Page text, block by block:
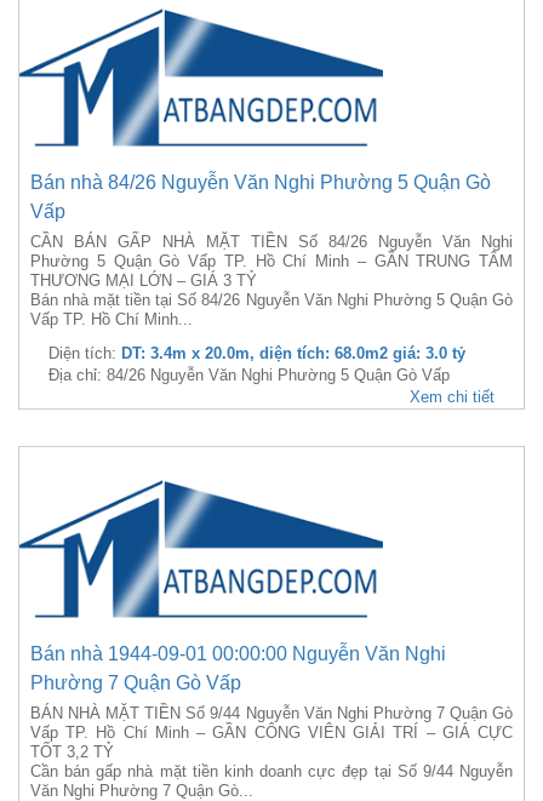
Bán nhà 84/26 Nguyễn Văn Nghi Phường 5 Quận Gò
Vấp
CẦN BÁN GẤP NHÀ MẶT TIỀN Số 84/26 Nguyễn Văn Nghi
Phường 5 Quận Gò Vấp TP. Hồ Chí Minh – GẦN TRUNG TÂM
THƯƠNG MẠI LỚN – GIÁ 3 TỶ
Bán nhà mặt tiền tại Số 84/26 Nguyễn Văn Nghi Phường 5 Quận Gò
Vấp TP. Hồ Chí Minh...
Diện tích: DT: 3.4m x 20.0m, diện tích: 68.0m2 giá: 3.0 tỷ
Địa chỉ: 84/26 Nguyễn Văn Nghi Phường 5 Quận Gò Vấp
Xem chi tiết
Bán nhà 1944-09-01 00:00:00 Nguyễn Văn Nghi
Phường 7 Quận Gò Vấp
BÁN NHÀ MẶT TIỀN Số 9/44 Nguyễn Văn Nghi Phường 7 Quận Gò
Vấp TP. Hồ Chí Minh – GẦN CÔNG VIÊN GIẢI TRÍ – GIÁ CỰC
TỐT 3,2 TỶ
Cần bán gấp nhà mặt tiền kinh doanh cực đẹp tại Số 9/44 Nguyễn
Văn Nghi Phường 7 Quận Gò...